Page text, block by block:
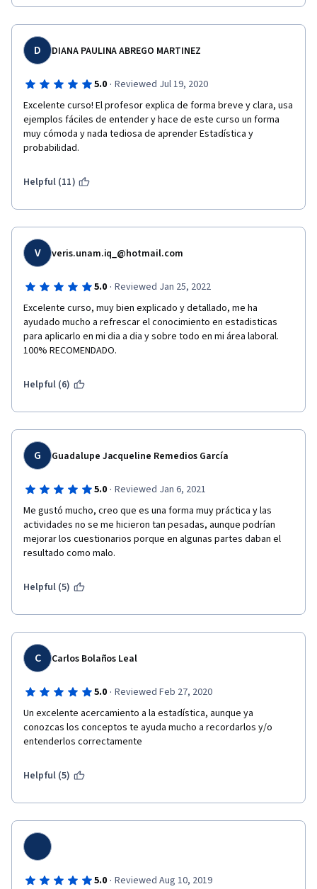
aceptar diferencias mínimas. En uno de los cuestionarios pide
respuestas extraídas de CODAP utilizando una línea móvil, este
ofrecía alrededor de 5 resultados posibles y el cuestionario
solo aceptaba 1, nuevamente, estuve 2 días desaprobando
hasta llegar al resultado 3er decimal correcto
D DIANA PAULINA ABREGO MARTINEZ
5.0 · Reviewed Jul 19, 2020
Excelente curso! El profesor explica de forma breve y clara, usa
ejemplos fáciles de entender y hace de este curso un forma
muy cómoda y nada tediosa de aprender Estadística y
probabilidad.
Helpful (11)
V veris.unam.iq_@hotmail.com
5.0 · Reviewed Jan 25, 2022
Excelente curso, muy bien explicado y detallado, me ha
ayudado mucho a refrescar el conocimiento en estadisticas
para aplicarlo en mi dia a dia y sobre todo en mi área laboral.
100% RECOMENDADO.
Helpful (6)
G Guadalupe Jacqueline Remedios García
5.0 · Reviewed Jan 6, 2021
Me gustó mucho, creo que es una forma muy práctica y las
actividades no se me hicieron tan pesadas, aunque podrían
mejorar los cuestionarios porque en algunas partes daban el
resultado como malo.
Helpful (5)
C Carlos Bolaños Leal
5.0 · Reviewed Feb 27, 2020
Un excelente acercamiento a la estadística, aunque ya
conozcas los conceptos te ayuda mucho a recordarlos y/o
entenderlos correctamente
Helpful (5)
5.0 · Reviewed Aug 10, 2019